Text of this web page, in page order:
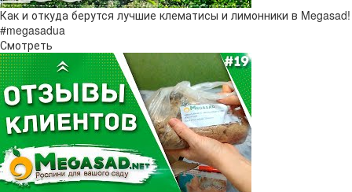
Как и откуда берутся лучшие клематисы и лимонники в Megasad!
#megasadua
Смотреть